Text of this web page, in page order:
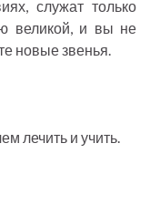
служат только
великой, и вы не
новые звенья.
лечить и учить.